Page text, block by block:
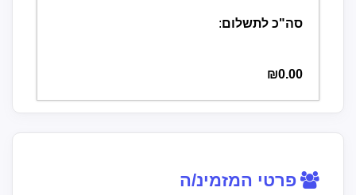
סה"כ לתשלום:
₪0.00
פרטי המזמינ/ה